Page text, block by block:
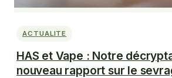
ACTUALITE
HAS et Vape : Notre
nouveau rapport sur le